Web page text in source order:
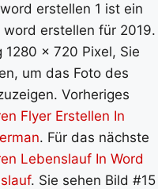
erstellen 1 ist ein
erstellen für 2019.
x 720 Pixel, Sie
um das Foto des
Vorheriges
Flyer Erstellen In
. Für das nächste
Lebenslauf In Word
. Sie sehen Bild #15